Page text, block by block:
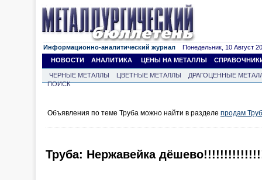
Информационно-аналитический журнал Понедельник, 10 Август
НОВОСТИ
АНАЛИТИКА ЦЕНЫ НА МЕТАЛЛЫ
ЧЕРНЫЕ МЕТАЛЛЫ ЦВЕТНЫЕ МЕТАЛЛЫ
ДРАГОЦЕННЫЕ
ПОИСК
Объявления по теме Труба можно найти в разделе продам
Труба: Нержавейка